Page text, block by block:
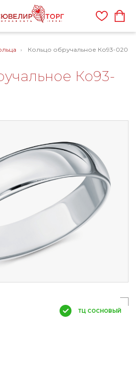
Кольцо обручальное Ко93-020
Ко93-
ТЦ СОСНОВЫЙ